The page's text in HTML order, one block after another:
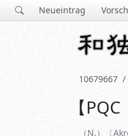
Neueintrag
10679667
N.
EDV
【PQC
N.